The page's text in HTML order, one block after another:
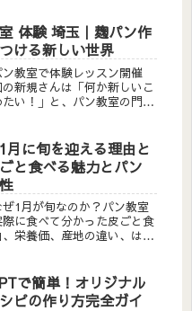
ます。近くで通えるパン教室
方必見！
体験 埼玉｜麹パン作
ける新しい世界
教室で体験レッスン開催
新規さんは「何か新しいこ
たい！」と、パン教室の門を
る頃には、ルンルンで、
ります！」とやる気満々で
した。
月に旬を迎える理由と
と食べる魅力とパン
1月が旬なのか？パン教室
に食べて分かった皮ごと食
栄養価、産地の違い、はち
魅力をお伝えします。
で簡単！オリジナル
ピの作り方完全ガイ